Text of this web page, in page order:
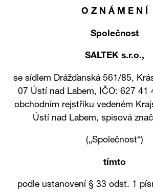
O Z N Á M E N Í
Společnost
SALTEK s.r.o.,
se sídlem Drážďanská 561/85,
07 Ústí nad Labem, IČO: 627 41
obchodním rejstříku vedeném
Ústí nad Labem, spisová
(„Společnost“)
tímto
podle ustanovení § 33 odst. 1